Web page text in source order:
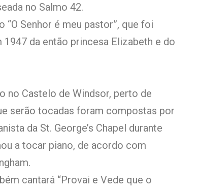
no Salmo 42.
“O Senhor é meu pastor”, que foi
da então princesa Elizabeth e do
no Castelo de Windsor, perto de
serão tocadas foram compostas por
da St. George’s Chapel durante
a tocar piano, de acordo com
cantará “Provai e Vede que o